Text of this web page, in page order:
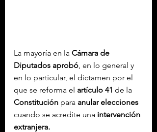
La mayoría en la Cámara de
Diputados aprobó, en lo general y
en lo particular, el dictamen por el
que se reforma el artículo 41 de la
Constitución para anular elecciones
cuando se acredite una intervención
extranjera.